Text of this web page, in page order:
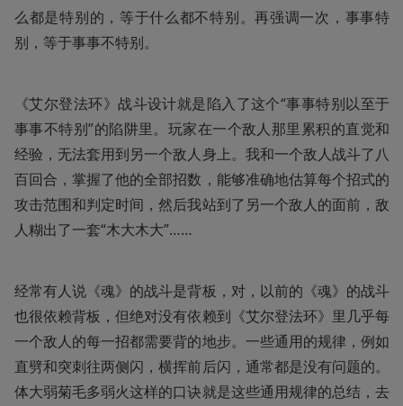
么都是特别的，等于什么都不特别。再强调一次，事事特
别，等于事事不特别。
《艾尔登法环》战斗设计就是陷入了这个“事事特别以至于
事事不特别”的陷阱里。玩家在一个敌人那里累积的直觉和
经验，无法套用到另一个敌人身上。我和一个敌人战斗了八
百回合，掌握了他的全部招数，能够准确地估算每个招式的
攻击范围和判定时间，然后我站到了另一个敌人的面前，敌
人糊出了一套“木大木大”……
经常有人说《魂》的战斗是背板，对，以前的《魂》的战斗
也很依赖背板，但绝对没有依赖到《艾尔登法环》里几乎每
一个敌人的每一招都需要背的地步。一些通用的规律，例如
直劈和突刺往两侧闪，横挥前后闪，通常都是没有问题的。
体大弱菊毛多弱火这样的口诀就是这些通用规律的总结，去